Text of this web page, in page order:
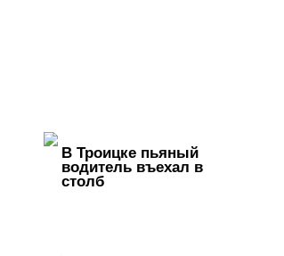
В Троицке пьяный
водитель въехал в
столб